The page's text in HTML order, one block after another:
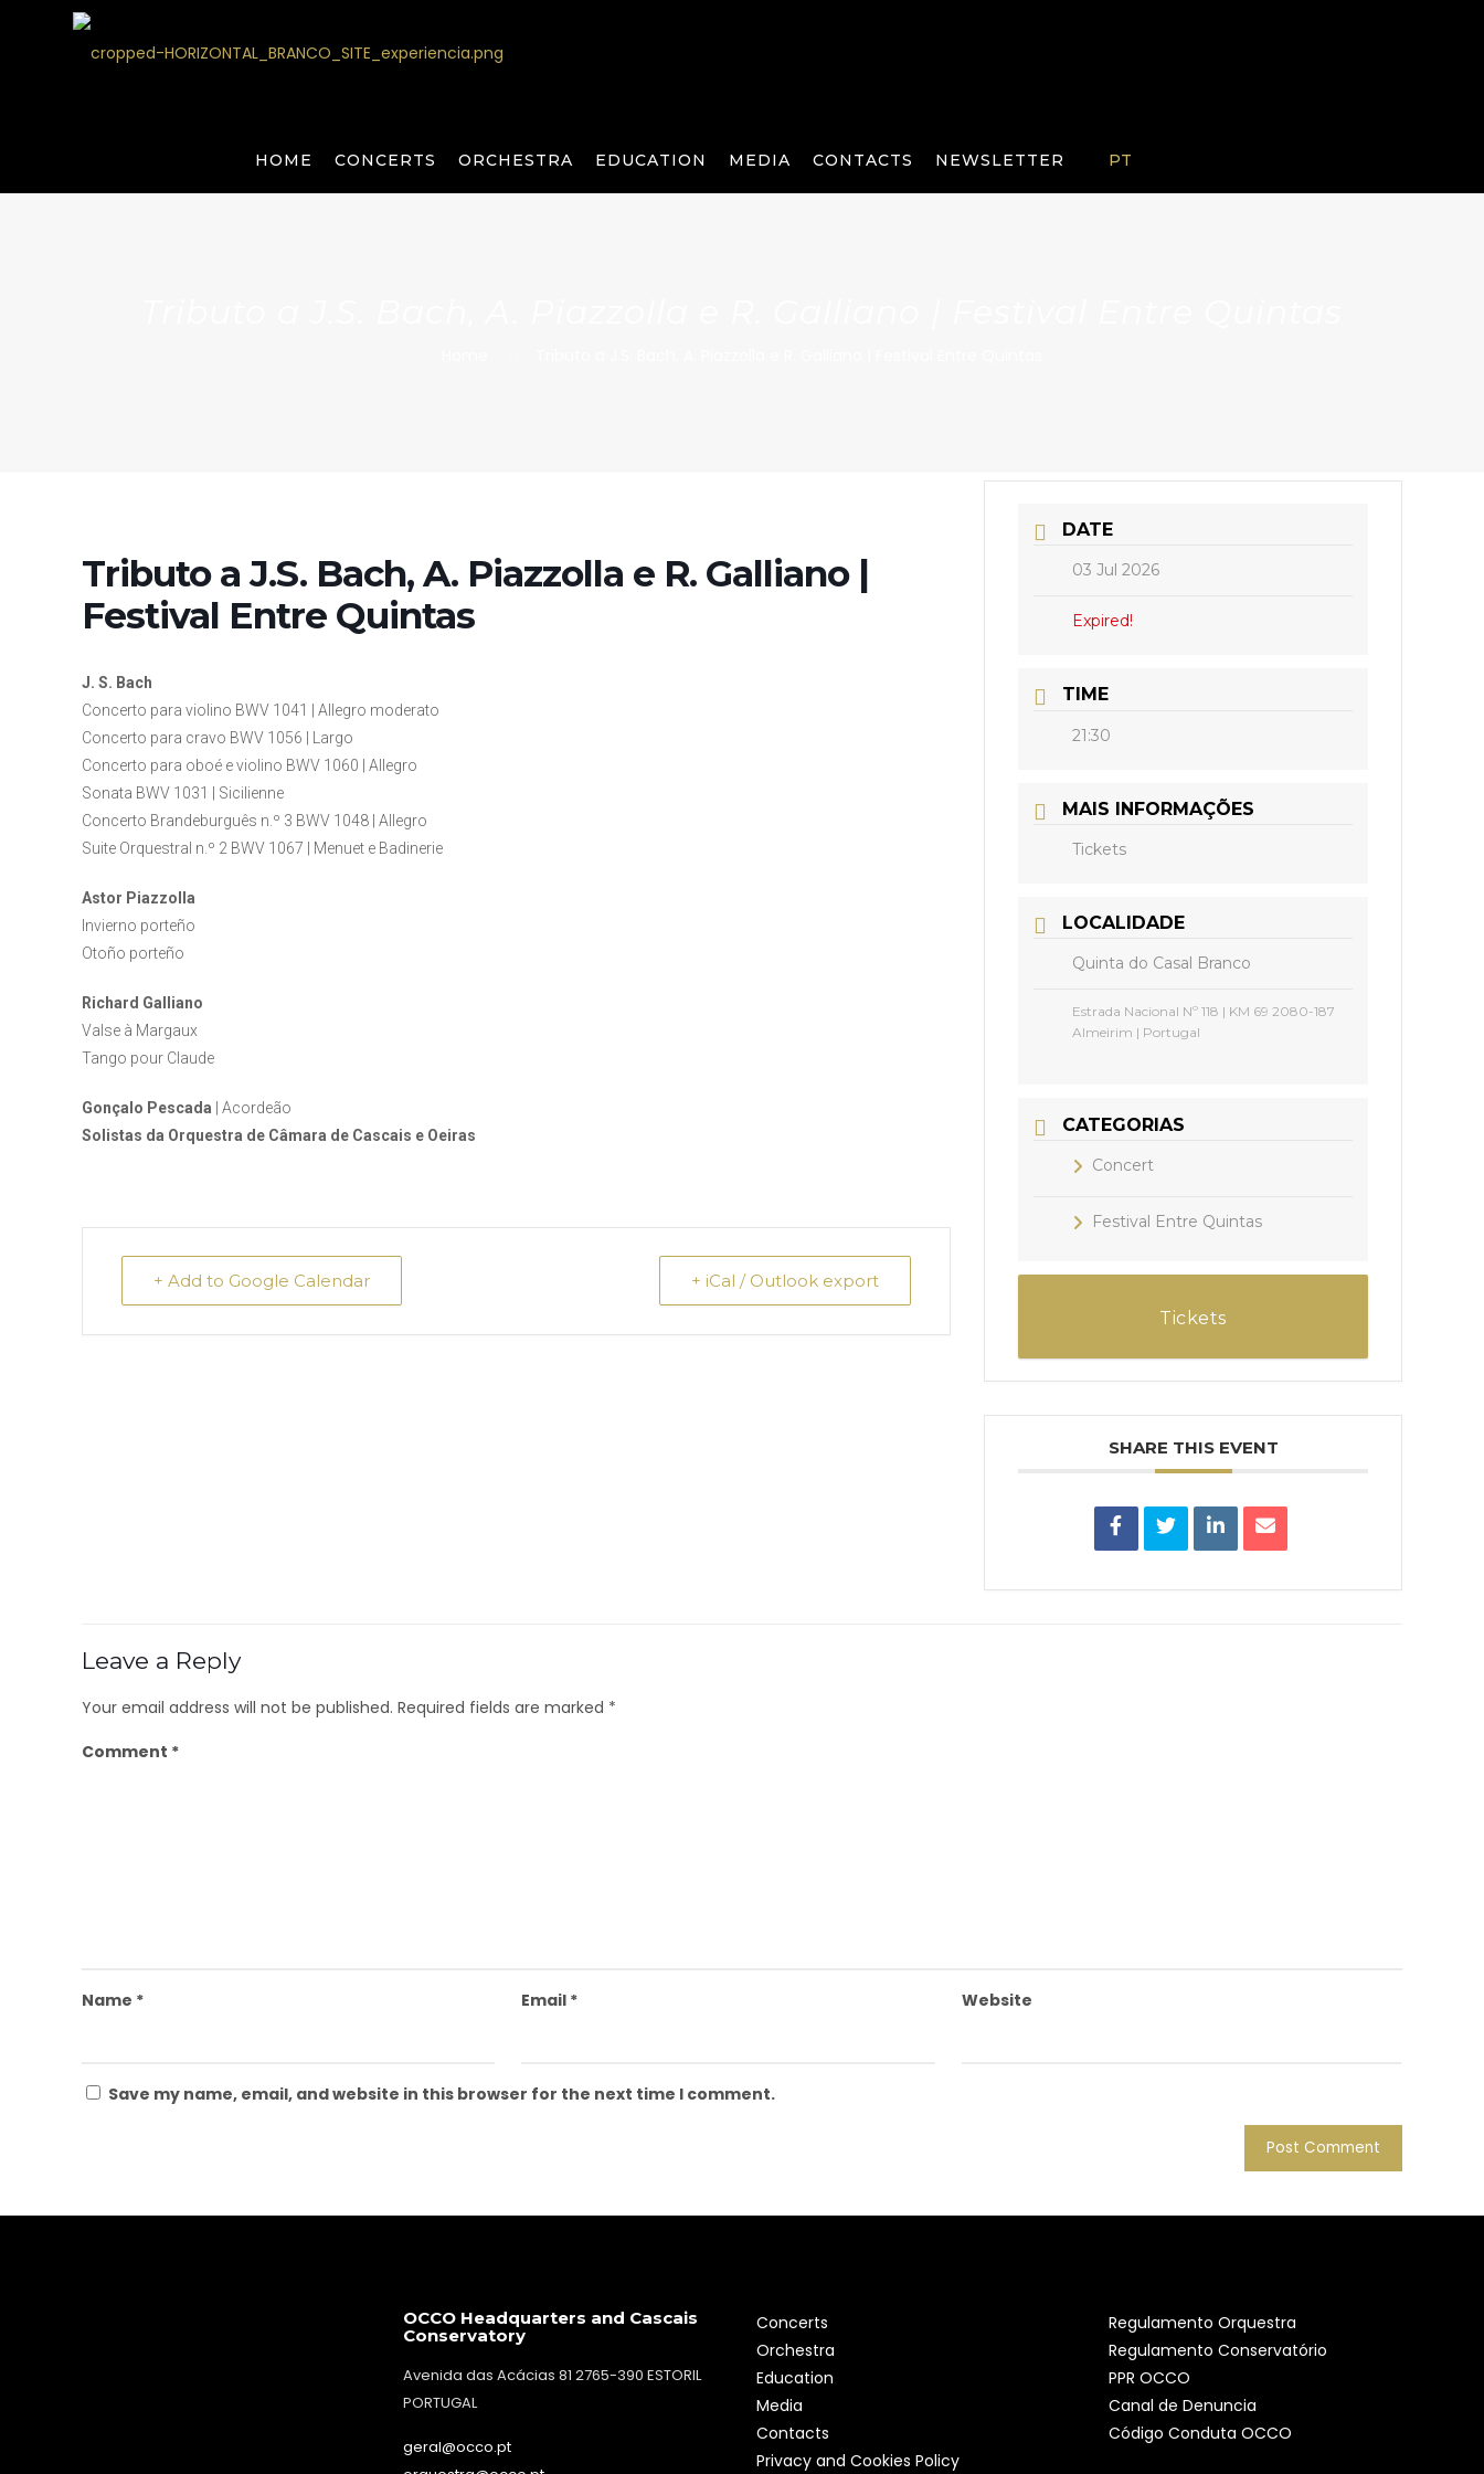
HOME CONCERTS ORCHESTRA EDUCATION MEDIA CONTACTS NEWSLETTER PT
Tributo a J.S. Bach, A. Piazzolla e R. Galliano |
Festival Entre Quintas
J. S. Bach
Concerto para violino BWV 1041 | Allegro moderato
Concerto para cravo BWV 1056 | Largo
Concerto para oboé e violino BWV 1060 | Allegro
Sonata BWV 1031 | Sicilienne
Concerto Brandeburguês n.º 3 BWV 1048 | Allegro
Suite Orquestral n.º 2 BWV 1067 | Menuet e Badinerie
Astor Piazzolla
Invierno porteño
Otoño porteño
Richard Galliano
Valse à Margaux
Tango pour Claude
Gonçalo Pescada | Acordeão
Solistas da Orquestra de Câmara de Cascais e Oeiras
+ Add to Google Calendar + iCal / Outlook export
DATE
03 Jul 2026
Expired!
TIME
21:30
MAIS INFORMAÇÕES
Tickets
LOCALIDADE
Quinta do Casal Branco
Estrada Nacional Nº 118 | KM 69 2080-187
Almeirim | Portugal
CATEGORIAS
Concert
Festival Entre Quintas
Tickets
SHARE THIS EVENT
Leave a Reply
Your email address will not be published. Required fields are marked *
Comment *
Name * Email * Website
Save my name, email, and website in this browser for the next time I comment.
OCCO Headquarters and Cascais
Conservatory
Avenida das Acácias 81 2765-390 ESTORIL
PORTUGAL
geral@occo.pt
Concerts
Orchestra
Education
Media
Contacts
Privacy and Cookies Policy
Regulamento Orquestra
Regulamento Conservatório
PPR OCCO
Canal de Denuncia
Código Conduta OCCO